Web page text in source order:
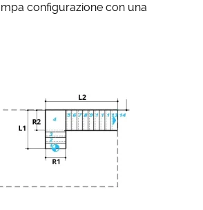
configurazione con una